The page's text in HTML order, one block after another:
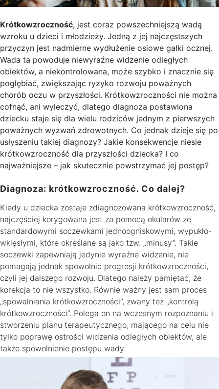
Krótkowzroczność, jest coraz powszechniejszą wadą
wzroku u dzieci i młodzieży. Jedną z jej najczęstszych
przyczyn jest nadmierne wydłużenie osiowe gałki ocznej.
Wada ta powoduje niewyraźne widzenie odległych
obiektów, a niekontrolowana, może szybko i znacznie się
pogłębiać, zwiększając ryzyko rozwoju poważnych
chorób oczu w przyszłości. Krótkowzroczności nie można
cofnąć, ani wyleczyć, dlatego diagnoza postawiona
dziecku staje się dla wielu rodziców jednym z pierwszych
poważnych wyzwań zdrowotnych. Co jednak dzieje się po
usłyszeniu takiej diagnozy? Jakie konsekwencje niesie
krótkowzroczność dla przyszłości dziecka? I co
najważniejsze – jak skutecznie powstrzymać jej postęp?
Diagnoza: krótkowzroczność. Co dalej?
Kiedy u dziecka zostaje zdiagnozowana krótkowzroczność,
najczęściej korygowana jest za pomocą okularów ze
standardowymi soczewkami jednoogniskowymi, wypukło-
wklęsłymi, które określane są jako tzw. „minusy”. Takie
soczewki zapewniają jedynie wyraźne widzenie, nie
pomagają jednak spowolnić progresji krótkowzroczności,
czyli jej dalszego rozwoju. Dlatego należy pamiętać, że
korekcja to nie wszystko. Równie ważny jest sam proces
„spowalniania krótkowzroczności”, zwany też „kontrolą
krótkowzroczności”. Polega on na wczesnym rozpoznaniu i
stworzeniu planu terapeutycznego, mającego na celu nie
tylko poprawę ostrości widzenia odległych obiektów, ale
także spowolnienie postępu wady.